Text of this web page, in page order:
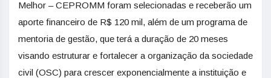
Melhor – CEPROMM foram selecionadas e receberão um
aporte financeiro de R$ 120 mil, além de um programa de
mentoria de gestão, que terá a duração de 20 meses
visando estruturar e fortalecer a organização da sociedade
civil (OSC) para crescer exponencialmente a instituição e